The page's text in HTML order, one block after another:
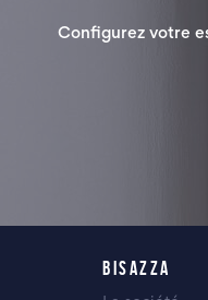
Configurez votre
BISAZZA